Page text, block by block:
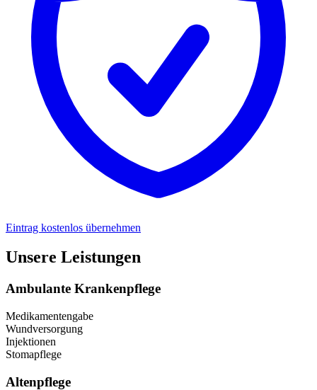
Eintrag kostenlos übernehmen
Unsere Leistungen
Ambulante Krankenpflege
Medikamentengabe
Wundversorgung
Injektionen
Stomapflege
Altenpflege